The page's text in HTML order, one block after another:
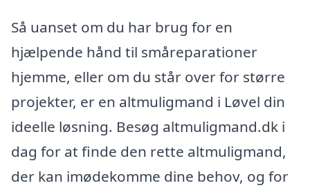
Så uanset om du har brug for en
hjælpende hånd til småreparationer
hjemme, eller om du står over for større
projekter, er en altmuligmand i Løvel din
ideelle løsning. Besøg altmuligmand.dk i
dag for at finde den rette altmuligmand,
der kan imødekomme dine behov, og for